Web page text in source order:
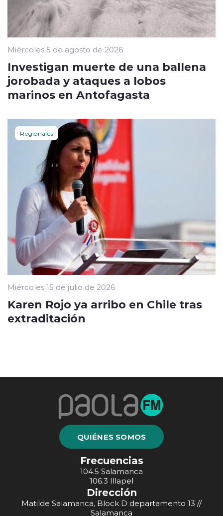
Miércoles 5 de agosto de 2026
Investigan muerte de una ballena
jorobada y ataques a lobos
marinos en Antofagasta
Regionales
Miércoles 15 de julio de 2026
Karen Rojo ya arribo en Chile tras
extraditación
QUIÉNES SOMOS
Frecuencias
104.5 Salamanca
106.3 Illapel
Dirección
Matilde Salamanca, Block D departamento 13 //
Salamanca